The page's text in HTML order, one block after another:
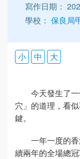
寫作日期：
學校： 保良局
小 中 大
今天發生了
穴」的道理，看
鍵。
一年一度的
續兩年的全場總